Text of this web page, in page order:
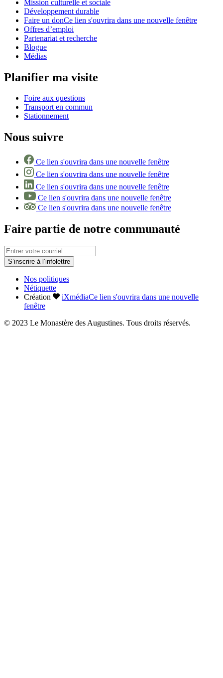
Mission culturelle et sociale
Développement durable
Faire un donCe lien s'ouvrira dans une nouvelle fenêtre
Offres d’emploi
Partenariat et recherche
Blogue
Médias
Planifier ma visite
Foire aux questions
Transport en commun
Stationnement
Nous suivre
Ce lien s'ouvrira dans une nouvelle fenêtre
Ce lien s'ouvrira dans une nouvelle fenêtre
Ce lien s'ouvrira dans une nouvelle fenêtre
Ce lien s'ouvrira dans une nouvelle fenêtre
Ce lien s'ouvrira dans une nouvelle fenêtre
Faire partie de notre communauté
S’inscrire à l’infolettre
Nos politiques
Nétiquette
Création
iXmédiaCe lien s'ouvrira dans une nouvelle
fenêtre
© 2023 Le Monastère des Augustines. Tous droits réservés.